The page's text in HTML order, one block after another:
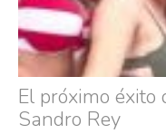
El próximo éxito
Sandro Rey